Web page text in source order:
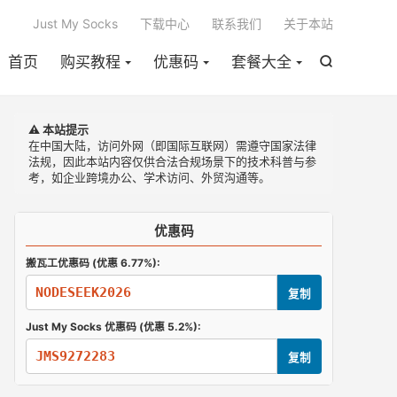

首页 购买教程 优惠码 套餐大全
Just My Socks 下载中心 联系我们 关于本站
⚠️ 本站提示
在中国大陆，访问外网（即国际互联网）需遵守国家法律
法规，因此本站内容仅供合法合规场景下的技术科普与参
考，如企业跨境办公、学术访问、外贸沟通等。
优惠码
搬瓦工优惠码 (优惠 6.77%):
NODESEEK2026 复制
Just My Socks 优惠码 (优惠 5.2%):
JMS9272283 复制